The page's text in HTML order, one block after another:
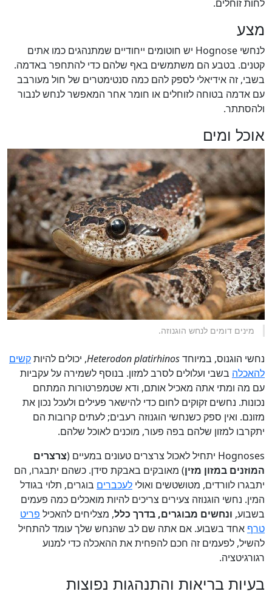
לחות זוחלים.
מצע
לנחשי Hognose יש חוטומים ייחודיים שמתנהגים כמו אתים
קטנים. בטבע הם משתמשים באף שלהם כדי להתחפר באדמה.
בשבי, זה אידיאלי לספק להם כמה סנטימטרים של חול מעורבב
עם אדמה בטוחה לזוחלים או חומר אחר המאפשר לנחש לנבור
ולהסתתר.
אוכל ומים
מינים דומים לנחש הוגנוזה.
נחשי הוגנוס, במיוחדHeterodon platirhinos, יכולים להיותקשים
להאכלה בשבי ועלולים לסרב למזון. בנוסף לשמירה על עקביות
עם מה ומתי אתה מאכיל אותם, ודא שטמפרטורות המתחם
נכונות. נחשים זקוקים לחום כדי להישאר פעילים ולעכל נכון את
מזונם. ואין ספק כשנחשי הוגנוזה רעבים; לעתים קרובות הם
יתקרבו למזון שלהם בפה פעור, מוכנים לאוכל שלהם.
Hognoses יתחיל לאכול צרצרים טעונים במעיים (
צרצרים
המוזנים במזון מזין) מאובקים באבקת סידן. כשהם יתבגרו, הם
יתבגרו לוורדים, מטושטשים ואולי לעכברים בוגרים, תלוי בגודל
המין. נחשי הוגנוזה צעירים צריכים להיות מואכלים כמה פעמים
בשבוע, ונחשים מבוגרים, בדרך כלל, מצליחים להאכיל פריט
טרף אחד בשבוע. אם אתה שם לב שהנחש שלך עומד להתחיל
להשיל, לפעמים זה חכם להפחית את ההאכלה כדי למנוע
רגורגיטציה.
בעיות בריאות והתנהגות נפוצות